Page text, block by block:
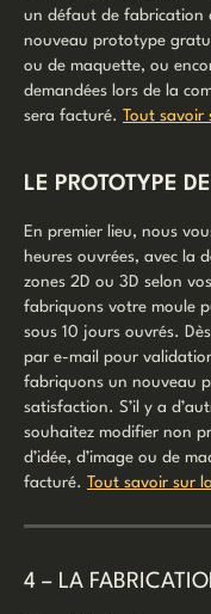
un défaut de fabrication
nouveau prototype
ou de maquette, ou
demandées lors de la
sera facturé. Tout savoir
LE PROTOTYPE
En premier lieu, nous
heures ouvrées, avec la
zones 2D ou 3D selon
fabriquons votre moule
sous 10 jours ouvrés.
par e-mail pour
fabriquons un nouveau
satisfaction. S’il y a
souhaitez modifier non
d’idée, d’image ou de
facturé. Tout savoir sur
4 – LA